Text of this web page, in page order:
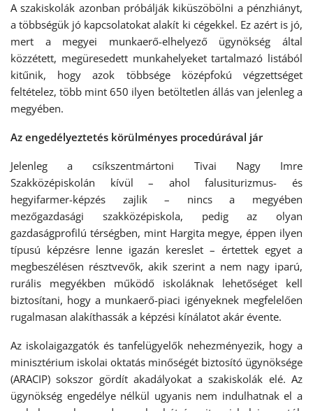
A szakiskolák azonban próbálják kiküszöbölni a pénzhiányt,
a többségük jó kapcsolatokat alakít ki cégekkel. Ez azért is jó,
mert a megyei munkaerő-elhelyező ügynökség által
közzétett, megüresedett munkahelyeket tartalmazó listából
kitűnik, hogy azok többsége középfokú végzettséget
feltételez, több mint 650 ilyen betöltetlen állás van jelenleg a
megyében.
Az engedélyeztetés körülményes procedúrával jár
Jelenleg a csíkszentmártoni Tivai Nagy Imre
Szakközépiskolán kívül – ahol falusiturizmus- és
hegyifarmer-képzés zajlik – nincs a megyében
mezőgazdasági szakközépiskola, pedig az olyan
gazdaságprofilú térségben, mint Hargita megye, éppen ilyen
típusú képzésre lenne igazán kereslet – értettek egyet a
megbeszélésen résztvevők, akik szerint a nem nagy iparú,
rurális megyékben működő iskoláknak lehetőséget kell
biztosítani, hogy a munkaerő-piaci igényeknek megfelelően
rugalmasan alakíthassák a képzési kínálatot akár évente.
Az iskolaigazgatók és tanfelügyelők nehezményezik, hogy a
minisztérium iskolai oktatás minőségét biztosító ügynöksége
(ARACIP) sokszor gördít akadályokat a szakiskolák elé. Az
ügynökség engedélye nélkül ugyanis nem indulhatnak el a